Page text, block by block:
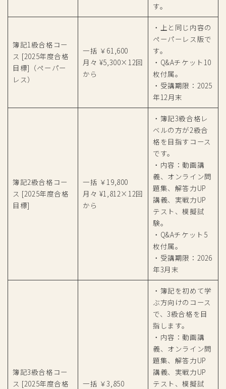
す。
簿記1級合格コー
ス [2025年度合格
目標]（ペーパー
レス）
一括 ￥61,600
月々 ¥5,300×12回
から
・上と同じ内容の
ペーパーレス版で
す。
・Q&Aチケット10
枚付属。
・受講期限：2025
年12月末
簿記2級合格コー
ス [2025年度合格
目標]
一括 ￥19,800
月々 ¥1,812×12回
から
・簿記3級合格レ
ベルの方が2級合
格を目指すコース
です。
・内容：動画講
義、オンライン問
題集、解答力UP
講義、実戦力UP
テスト、模擬試
験。
・Q&Aチケット5
枚付属。
・受講期限：2026
年3月末
簿記3級合格コー
ス [2025年度合格
一括 ￥3,850
・簿記を初めて学
ぶ方向けのコース
で、3級合格を目
指します。
・内容：動画講
義、オンライン問
題集、解答力UP
講義、実戦力UP
テスト、模擬試